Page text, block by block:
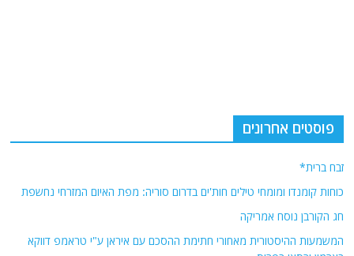
פוסטים אחרונים
זבח ברית*
כוחות קומנדו ומומחי טילים חות'ים בדרום סוריה: מפת האיום המזרחי נחשפת
חג הקורבן נוסח אמריקה
המשמעות ההיסטורית מאחורי חתימת ההסכם עם איראן ע"י טראמפ דווקא